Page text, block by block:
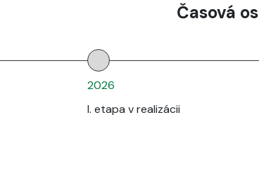
Časová os
2026
I. etapa v realizácii